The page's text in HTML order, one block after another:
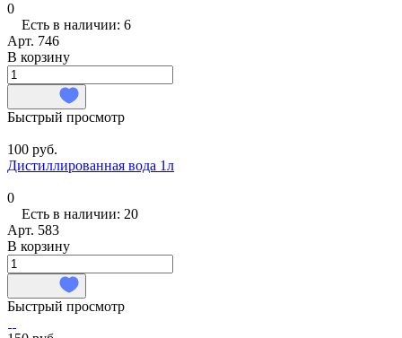
0
Есть в наличии: 6
Арт. 746
В корзину
Быстрый просмотр
100 руб.
Дистиллированная вода 1л
0
Есть в наличии: 20
Арт. 583
В корзину
Быстрый просмотр